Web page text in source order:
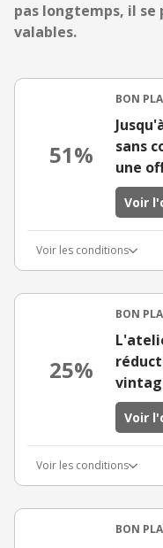
pas longtemps, il se
valables.
51%
BON
sans
une
Voir
Voir les conditions
25%
BON
Voir
Voir les conditions
BON